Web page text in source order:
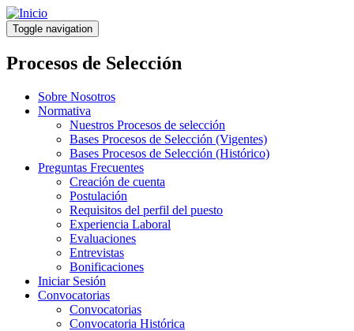
Pasar
al
contenido
principal
Toggle navigation
Procesos de Selección
Sobre Nosotros
Normativa
Nuestros Procesos de selección
Bases Procesos de Selección (Vigentes)
Bases Procesos de Selección (Histórico)
Preguntas Frecuentes
Creación de cuenta
Postulación
Requisitos del perfil del puesto
Experiencia Laboral
Evaluaciones
Entrevistas
Bonificaciones
Iniciar Sesión
Convocatorias
Convocatorias
Convocatoria Histórica